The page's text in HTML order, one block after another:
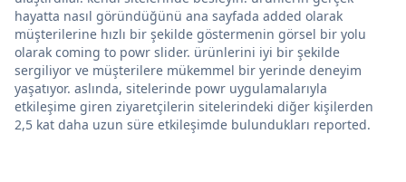
hayatta nasıl göründüğünü ana sayfada added olarak
müşterilerine hızlı bir şekilde göstermenin görsel bir yolu
olarak coming to powr slider. ürünlerini iyi bir şekilde
sergiliyor ve müşterilere mükemmel bir yerinde deneyim
yaşatıyor. aslında, sitelerinde powr uygulamalarıyla
etkileşime giren ziyaretçilerin sitelerindeki diğer kişilerden
2,5 kat daha uzun süre etkileşimde bulundukları reported.